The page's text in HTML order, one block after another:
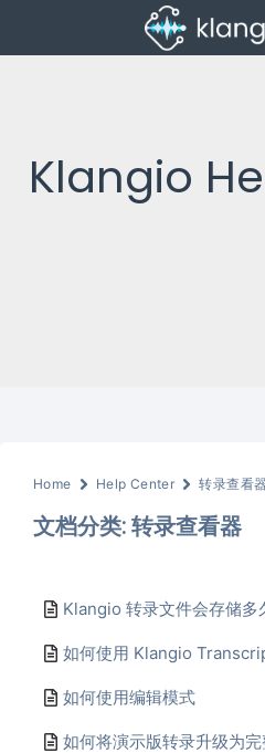
Klangio
Home Help Center 转录查看器
文档分类: 转录查看器
Klangio 转录文件会存储多
如何使用 Klangio
如何使用编辑模式
如何将演示版转录升级为